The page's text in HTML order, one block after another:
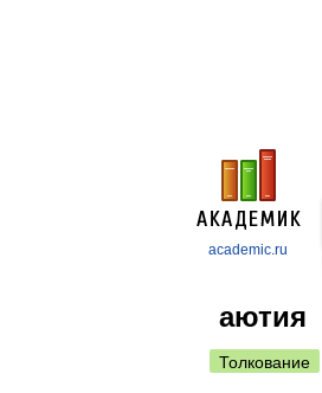
academic.ru
аютия
Толкование